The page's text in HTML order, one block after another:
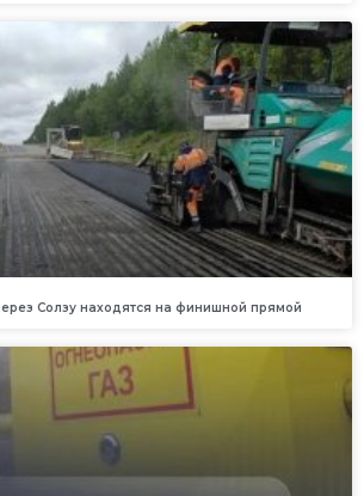
Солзу находятся на финишной прямой